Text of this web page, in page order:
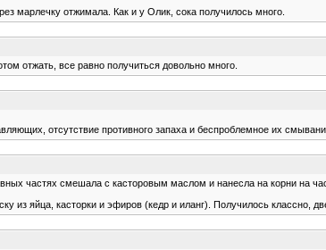
марлечку отжимала. Как и у Олик, сока получилось много.
отжать, все равно получиться довольно много.
отсутствие противного запаха и беспроблемное их
частях смешала с касторовым маслом и нанесла на корни на
из яйца, касторки и эфиров (кедр и иланг). Получилось классно,